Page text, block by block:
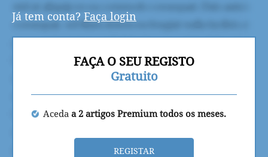
Já tem conta? Faça login
FAÇA O SEU REGISTO
Gratuito
Aceda a 2 artigos Premium todos os meses.
REGISTAR